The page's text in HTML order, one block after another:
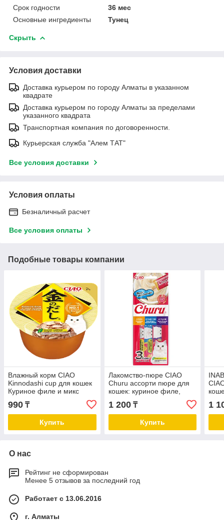
Срок годности
36 мес
Основные ингредиенты
Тунец
Скрыть
Условия доставки
Доставка курьером по городу Алматы в указанном
квадрате
Доставка курьером по городу Алматы за пределами
указанного квадрата
Транспортная компания по договоренности.
Курьерская служба "Алем ТАТ"
Все условия доставки
Условия оплаты
Безналичный расчет
Все условия оплаты
Подобные товары компании
Влажный корм CIAO
Kinnodashi cup для кошек
Куриное филе и микс
тунцов Магуро и Кацуо,
консервы 70г
990 ₸
Купить
Лакомство-пюре CIAO
Churu ассорти пюре для
кошек: куриное филе,
тунец Магуро и морской
гребешок, тунец Магуро и
устрица 14г
1 200₸
Купить
в
1
О нас
Рейтинг не сформирован
Менее 5 отзывов за последний год
Работает с 13.06.2016
г. Алматы